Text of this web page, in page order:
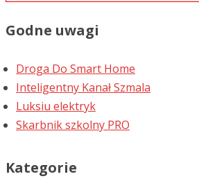
Godne uwagi
Droga Do Smart Home
Inteligentny Kanał Szmala
Luksiu elektryk
Skarbnik szkolny PRO
Kategorie